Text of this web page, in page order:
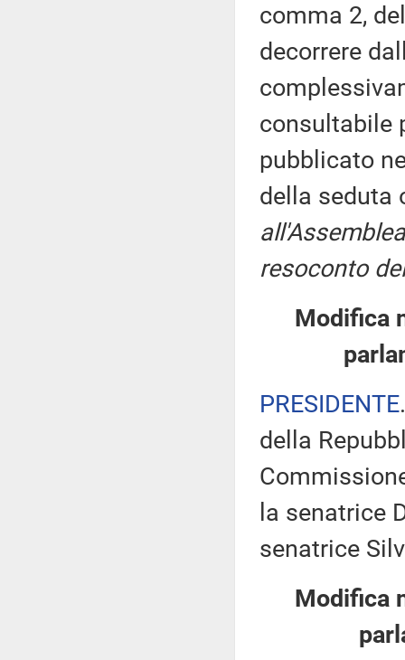
comma 2,
decorrere
consultabile
pubblicato
della seduta
resoconto
Modifica
PRESIDENTE
della
la senatrice
senatrice
Modifica